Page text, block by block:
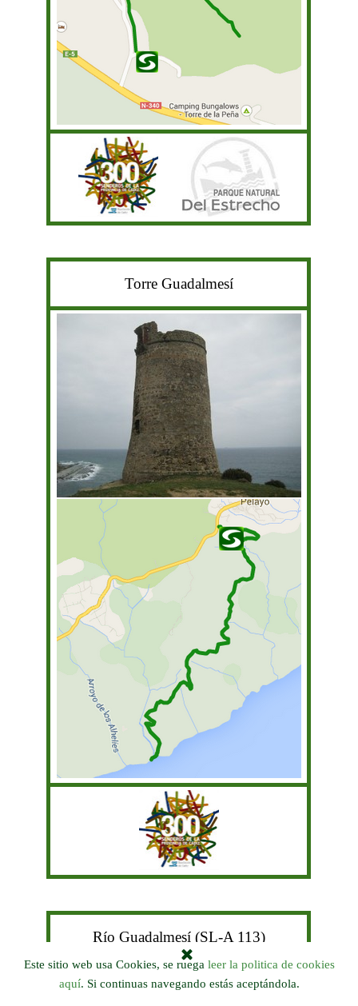
Torre Guadalmesí
Río Guadalmesí (SL-A 113)
Este sitio web usa Cookies, se ruega leer la politica de cookies
aquí. Si continuas navegando estás aceptándola.